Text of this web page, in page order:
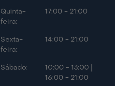
Quinta-
feira:
17:00 - 21:00
Sexta-
feira:
14:00 - 21:00
Sábado:
10:00 - 13:00 |
16:00 - 21:00